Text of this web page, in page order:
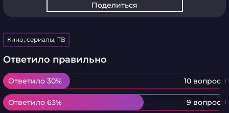
Поделиться
Кино, сериалы, ТВ
Ответило правильно
Ответило 30% 10 вопрос
Ответило 30%
Ответило 63% 9 вопрос
Ответило 63%